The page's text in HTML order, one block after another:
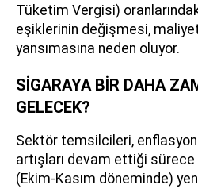
Tüketim Vergisi)
eşiklerinin değişmesi,
yansımasına neden oluyor.
SİGARAYA BİR DAHA
GELECEK?
Sektör temsilcileri,
artışları devam ettiği sürece
(Ekim-Kasım döneminde)